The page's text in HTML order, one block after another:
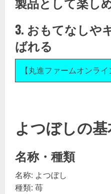
3. おもてなしや
ばれる
【丸進ファームオンライ
よつぼしの
名称・種類
名称: よつぼし
種類: 苺